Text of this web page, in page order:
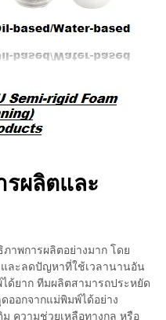
รผลิตและ
าพการผลิตอย่างมาก โดย
ละลดปัญหาที่ใช้เวลานานอัน
ด้ยาก ทีมผลิตสามารถประหยัด
ออกจากแม่พิมพ์ได้อย่าง
ม ความช่วยเหลือทางกล หรือ